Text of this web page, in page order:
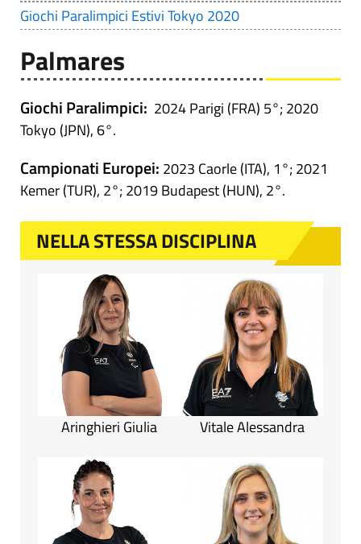
Giochi Paralimpici Estivi Tokyo 2020
Palmares
Giochi Paralimpici: 2024 Parigi (FRA) 5°; 2020
Tokyo (JPN), 6°.
Campionati Europei: 2023 Caorle (ITA), 1°; 2021
Kemer (TUR), 2°; 2019 Budapest (HUN), 2°.
NELLA STESSA DISCIPLINA
Aringhieri Giulia Vitale Alessandra